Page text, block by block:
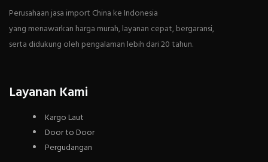
Perusahaan jasa import China ke Indonesia
yang menawarkan harga murah, layanan cepat, bergaransi,
serta didukung oleh pengalaman lebih dari 20 tahun.
Layanan Kami
Kargo Laut
Door to Door
Pergudangan